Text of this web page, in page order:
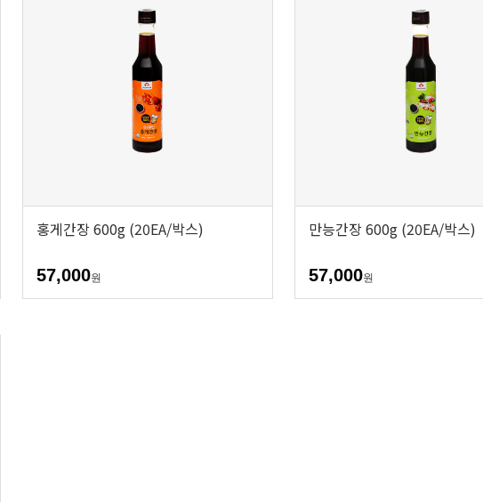
홍게간장 600g (20EA/박스)
57,000원
만능간장 600g (20EA/박스)
57,000원